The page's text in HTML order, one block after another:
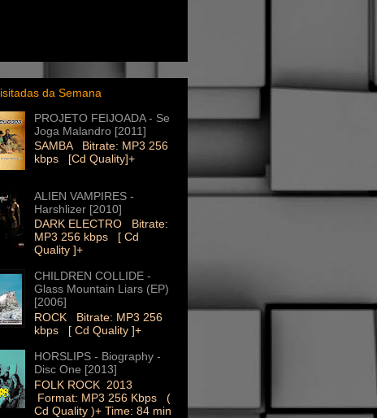
da Semana
PROJETO FEIJOADA - Se
Joga Malandro [2011]
SAMBA Bitrate: MP3 256
kbps [Cd Quality]+
ALIEN VAMPIRES -
Harshlizer [2010]
DARK ELECTRO Bitrate:
MP3 256 kbps [ Cd
Quality ]+
CHILDREN COLLIDE -
Glass Mountain Liars (EP)
[2006]
ROCK Bitrate: MP3 256
kbps [ Cd Quality ]+
HORSLIPS - Biography -
Disc One [2013]
FOLK ROCK 2013
Format: MP3 256 Kbps (
Cd Quality )+ Time: 84 min